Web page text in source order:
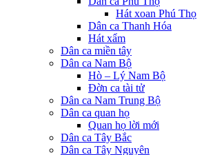
Hát xoan Phú Thọ
Dân ca Thanh Hóa
Hát xẩm
Dân ca miền tây
Dân ca Nam Bộ
Hò – Lý Nam Bộ
Đờn ca tài tử
Dân ca Nam Trung Bộ
Dân ca quan họ
Quan họ lời mới
Dân ca Tây Bắc
Dân ca Tây Nguyên